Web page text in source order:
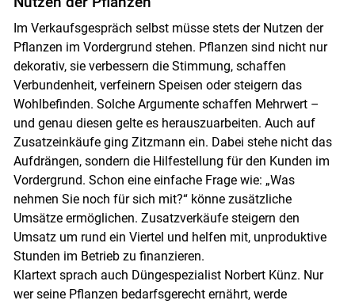
Im Verkaufsgespräch selbst müsse stets der Nutzen der
Pflanzen im Vordergrund stehen. Pflanzen sind nicht nur
dekorativ, sie verbessern die Stimmung, schaffen
Verbundenheit, verfeinern Speisen oder steigern das
Wohlbefinden. Solche Argumente schaffen Mehrwert –
und genau diesen gelte es herauszuarbeiten. Auch auf
Zusatzeinkäufe ging Zitzmann ein. Dabei stehe nicht das
Aufdrängen, sondern die Hilfestellung für den Kunden im
Vordergrund. Schon eine einfache Frage wie: „Was
nehmen Sie noch für sich mit?“ könne zusätzliche
Umsätze ermöglichen. Zusatzverkäufe steigern den
Umsatz um rund ein Viertel und helfen mit, unproduktive
Stunden im Betrieb zu finanzieren.
Klartext sprach auch Düngespezialist Norbert Künz. Nur
wer seine Pflanzen bedarfsgerecht ernährt, werde